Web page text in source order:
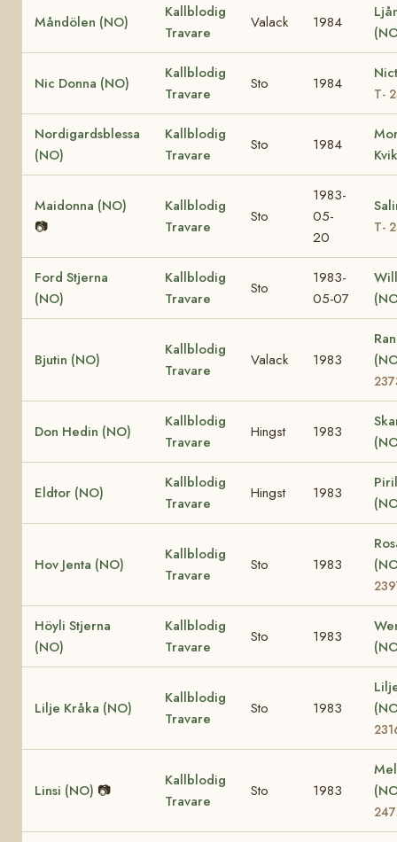
Måndölen (NO)
Kallblodig
Travare
Valack 1984
Nic Donna (NO)
Kallblodig
Travare
Sto 1984
T-
Nordigardsblessa
(NO)
Kallblodig
Travare
Sto 1984
Maidonna (NO)
📷
Kallblodig
Travare
Sto
1983-
05-
20
T-
Ford Stjerna
(NO)
Kallblodig
Travare
Sto
1983-
05-07
Bjutin (NO)
Kallblodig
Travare
Valack 1983
Don Hedin (NO)
Kallblodig
Travare
Hingst 1983
Eldtor (NO)
Kallblodig
Travare
Hingst 1983
Hov Jenta (NO)
Kallblodig
Travare
Sto 1983
Höyli Stjerna
(NO)
Kallblodig
Travare
Sto 1983
Lilje Kråka (NO)
Kallblodig
Travare
Sto 1983
Linsi (NO) 📷
Kallblodig
Travare
Sto 1983